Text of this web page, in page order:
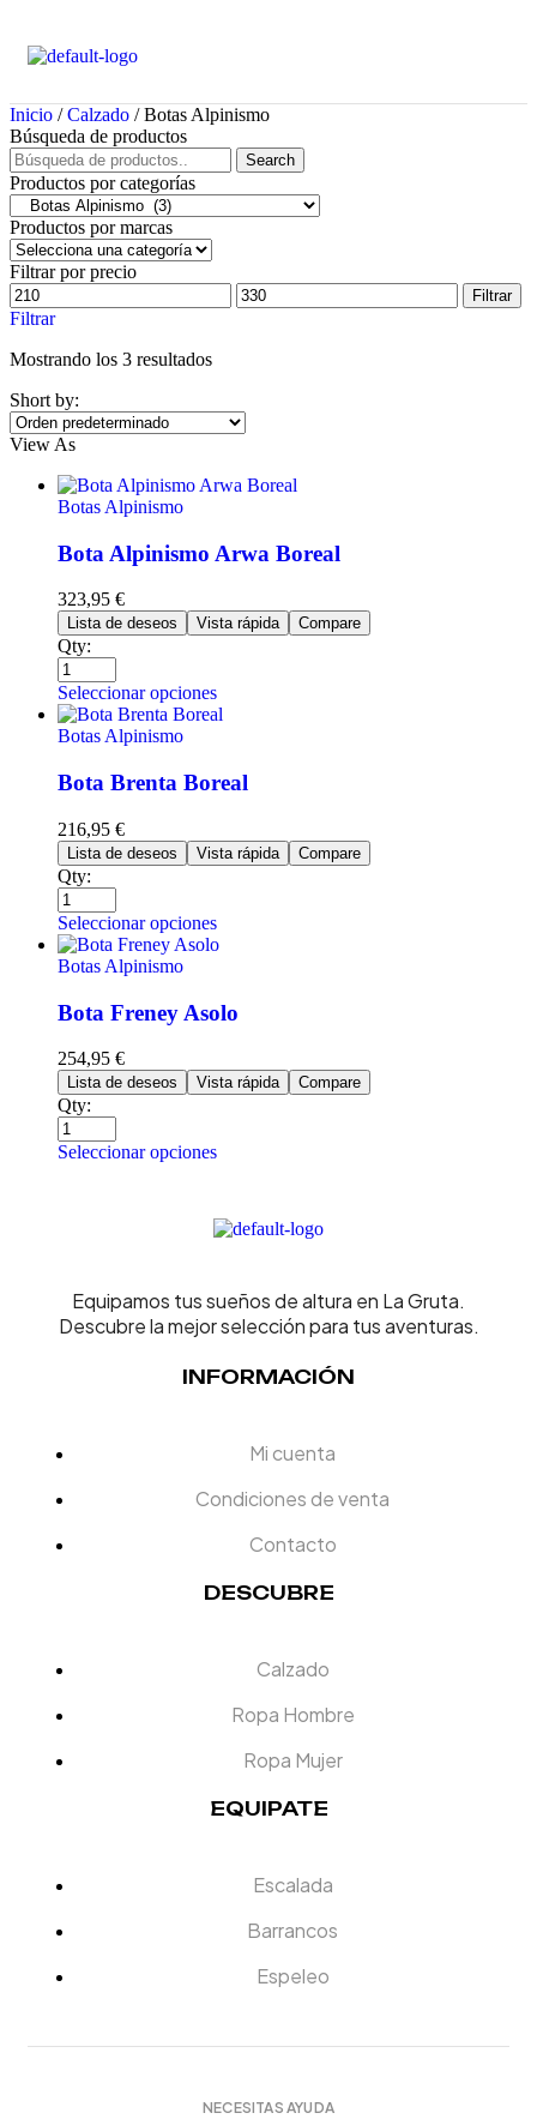
Inicio /Calzado / Botas Alpinismo
Búsqueda de productos
Search
Productos por categorías
Productos por marcas
Filtrar por precio
Filtrar
Filtrar
Mostrando los 3 resultados
Short by:
View As
Botas Alpinismo
Bota Alpinismo Arwa Boreal
323,95 €
Lista de deseos Vista rápida Compare
Qty:
Seleccionar opciones
Botas Alpinismo
Bota Brenta Boreal
216,95 €
Lista de deseos Vista rápida Compare
Qty:
Seleccionar opciones
Botas Alpinismo
Bota Freney Asolo
254,95 €
Lista de deseos Vista rápida Compare
Qty:
Seleccionar opciones
Equipamos tus sueños de altura en La Gruta.
Descubre la mejor selección para tus aventuras.
INFORMACIÓN
Mi cuenta
Condiciones de venta
Contacto
DESCUBRE
Calzado
Ropa Hombre
Ropa Mujer
EQUIPATE
Escalada
Barrancos
Espeleo
NECESITAS AYUDA